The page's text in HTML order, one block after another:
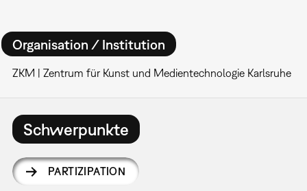
Organisation / Institution
ZKM | Zentrum für Kunst und Medientechnologie Karlsruhe
Schwerpunkte
PARTIZIPATION